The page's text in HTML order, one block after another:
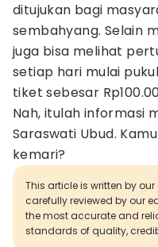
ditujukan bagi
sembahyang. Selain
juga bisa melihat
setiap hari mulai
tiket sebesar
Nah, itulah informasi
Saraswati Ubud.
kemari?
This article is written by
carefully reviewed by our
the most accurate and
standards of quality,